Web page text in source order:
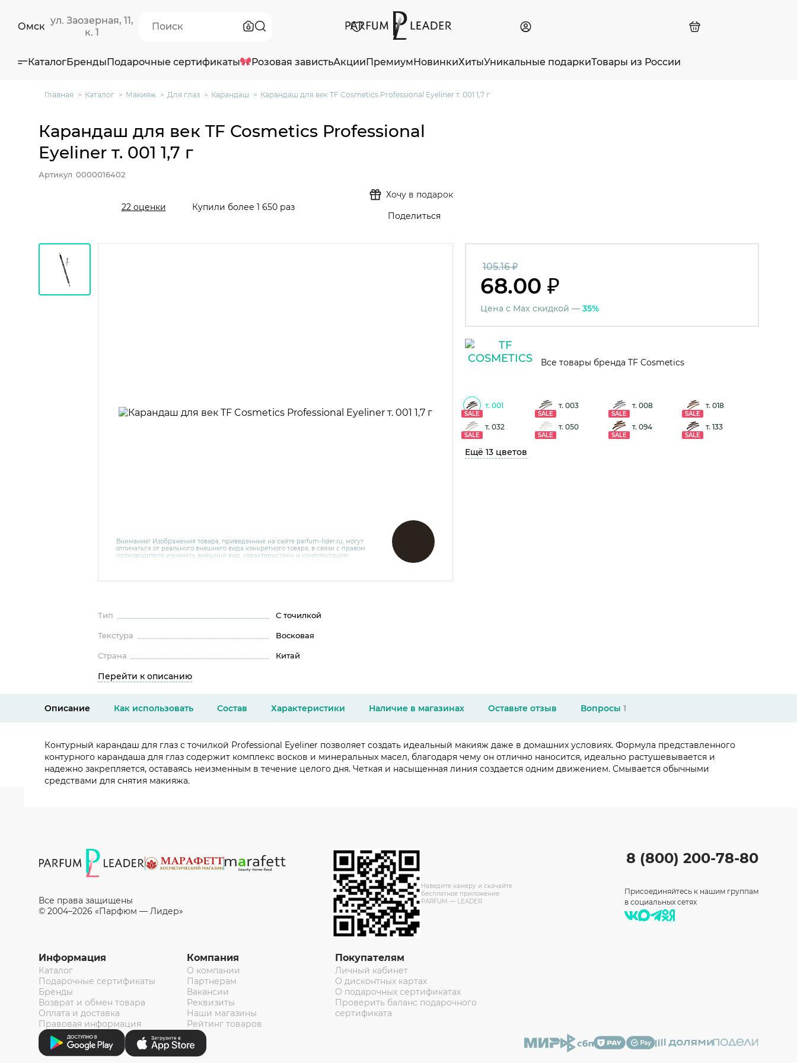
Омск
ул. Заозерная, 11,
к. 1
КаталогБрендыПодарочные сертификаты Розовая завистьАкцииПремиумНовинкиХитыУникальные подаркиТовары из России
Главная Каталог Макияж Для глаз Карандаш Карандаш для век TF Cosmetics Professional Eyeliner т. 001 1,7 г
Внимание! Изображения товара, приведенные на сайте parfum-lider.ru, могут
отличаться от реального внешнего вида конкретного товара, в связи с правом
производителя изменять внешний вид, характеристики и комплектацию
консультантов по номеру 8 800 200 78 80.
Карандаш для век TF Cosmetics Professional
Eyeliner т. 001 1,7 г
Артикул 0000016402
22 оценки Купили более 1 650 раз
Хочу в подарок
Поделиться
SALE
т. 001
SALE
т. 003
SALE
т. 008
SALE
т. 018
SALE
т. 032
SALE
т. 050
SALE
т. 094
SALE
т. 133
Ещё 13 цветов
Тип С точилкой
Текстура Восковая
Страна Китай
Перейти к описанию
105.16 ₽
68.00 ₽
Цена с Max скидкой — 35%
Все товары бренда TF Cosmetics
Описание Как использовать Состав Характеристики Наличие в магазинах Оставьте отзыв Вопросы 1
Контурный карандаш для глаз с точилкой Professional Eyeliner позволяет создать идеальный макияж даже в домашних условиях. Формула представленного
контурного карандаша для глаз содержит комплекс восков и минеральных масел, благодаря чему он отлично наносится, идеально растушевывается и
надежно закрепляется, оставаясь неизменным в течение целого дня. Четкая и насыщенная линия создается одним движением. Смывается обычными
средствами для снятия макияжа.
Все права защищены
© 2004–2026 «Парфюм — Лидер»
Наведите камеру и скачайте
бесплатное приложение
PARFUM — LEADER
Информация
Каталог
Подарочные сертификаты
Бренды
Возврат и обмен товара
Оплата и доставка
Правовая информация
Компания
О компании
Партнерам
Вакансии
Реквизиты
Наши магазины
Рейтинг товаров
Покупателям
Личный кабинет
О дисконтных картах
О подарочных сертификатах
Проверить баланс подарочного
сертификата
8 (800) 200-78-80
Присоединяйтесь к нашим группам
в социальных сетях